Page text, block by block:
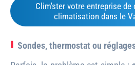
Clim'ster votre entreprise de
climatisation dans le
Sondes, thermostat ou